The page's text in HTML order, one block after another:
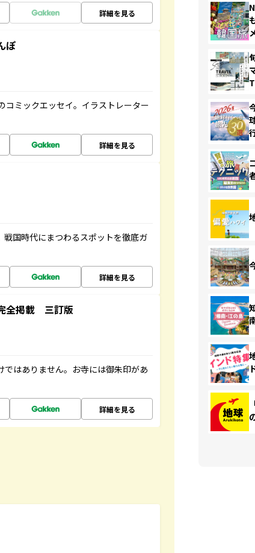
詳細を見る
ぽ
コミックエッセイ。イラストレーター
詳細を見る
国時代にまつわるスポットを徹底ガ
詳細を見る
全掲載 三訂版
はありません。お寺には御朱印があ
詳細を見る